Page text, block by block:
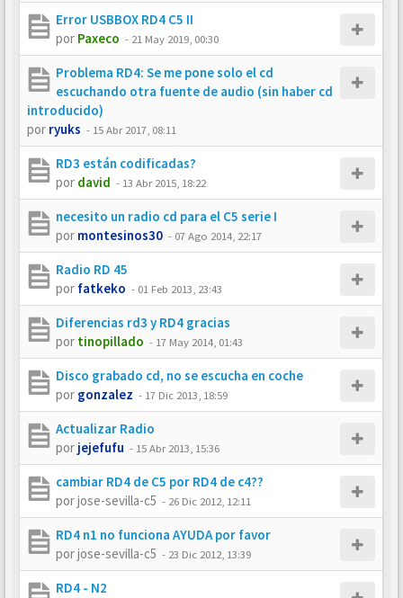
Error USBBOX RD4 C5 II
por Paxeco - 21 May 2019, 00:30
Problema RD4: Se me pone solo el cd
escuchando otra fuente de audio (sin haber cd
introducido)
por ryuks - 15 Abr 2017, 08:11
RD3 están codificadas?
por david - 13 Abr 2015, 18:22
necesito un radio cd para el C5 serie I
por montesinos30 - 07 Ago 2014, 22:17
Radio RD 45
por fatkeko - 01 Feb 2013, 23:43
Diferencias rd3 y RD4 gracias
por tinopillado - 17 May 2014, 01:43
Disco grabado cd, no se escucha en coche
por gonzalez - 17 Dic 2013, 18:59
Actualizar Radio
por jejefufu - 15 Abr 2013, 15:36
cambiar RD4 de C5 por RD4 de c4??
porjose-sevilla-c5 - 26 Dic 2012, 12:11
RD4 n1 no funciona AYUDA por favor
porjose-sevilla-c5 - 23 Dic 2012, 13:39
RD4 - N2